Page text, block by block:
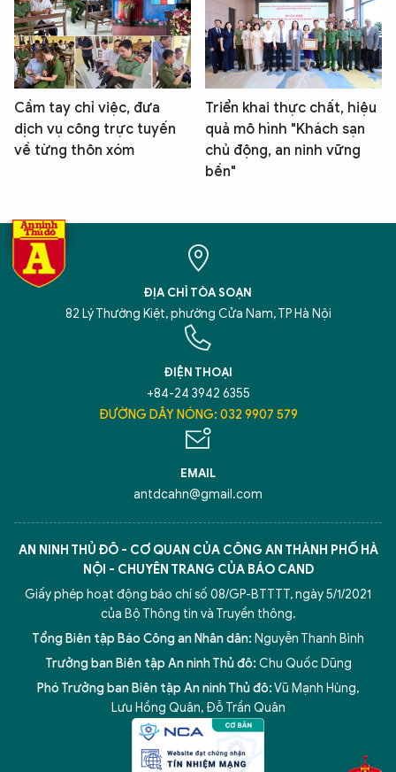
Cầm tay chỉ việc, đưa
dịch vụ công trực tuyến
về từng thôn xóm
Triển khai thực chất, hiệu
quả mô hình "Khách sạn
chủ động, an ninh vững
bền"
ĐỊA CHỈ TÒA SOẠN
82 Lý Thường Kiệt, phường Cửa Nam, TP Hà Nội
ĐIỆN THOẠI
+84-24 3942 6355
ĐƯỜNG DÂY NÓNG: 032 9907 579
EMAIL
antdcahn@gmail.com
AN NINH THỦ ĐÔ - CƠ QUAN CỦA CÔNG AN THÀNH PHỐ HÀ
NỘI - CHUYÊN TRANG CỦA BÁO CAND
Giấy phép hoạt động báo chí số 08/GP-BTTTT, ngày 5/1/2021
của Bộ Thông tin và Truyền thông.
Tổng Biên tập Báo Công an Nhân dân: Nguyễn Thanh Bình
Trưởng ban Biên tập An ninh Thủ đô: Chu Quốc Dũng
Phó Trưởng ban Biên tập An ninh Thủ đô:Vũ Mạnh Hùng,
Lưu Hồng Quân, Đỗ Trần Quân
5 điểm nghẽn của Hà Nội giải pháp xử lý điểm nghẽn của